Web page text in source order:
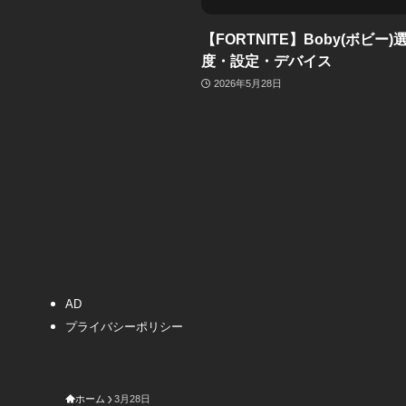
【FORTNITE】Boby(ボビー)
度・設定・デバイス
2026年5月28日
AD
プライバシーポリシー
ホーム 3月28日